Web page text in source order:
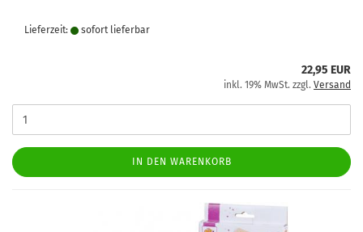
Lieferzeit: sofort lie­fer­bar
22,95 EUR
inkl. 19% MwSt. zzgl. Versand
IN DEN WARENKORB